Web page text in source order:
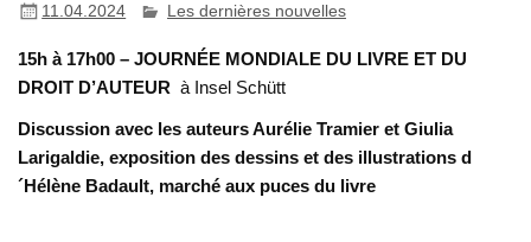
11.04.2024 Les dernières nouvelles
15h à 17h00 – JOURNÉE MONDIALE DU LIVRE ET DU
DROIT D’AUTEURà Insel Schütt
Discussion avec les auteurs Aurélie Tramier et Giulia
Larigaldie, exposition des dessins et des illustrations d
´Hélène Badault, marché aux puces du livre